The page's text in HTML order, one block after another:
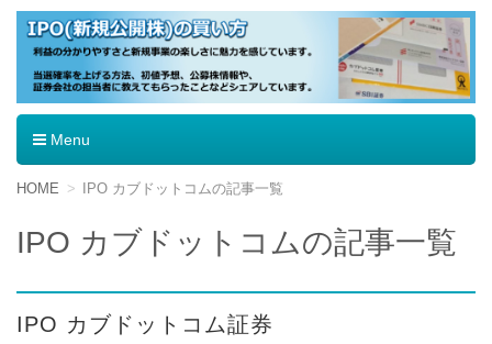
IPO（新規公開株）の買い方
Menu
コ
テ
ン
へ
移
動
HOME IPO カブドットコムの記事一覧
IPO カブドットコムの記事一覧
IPO カブドットコム証券